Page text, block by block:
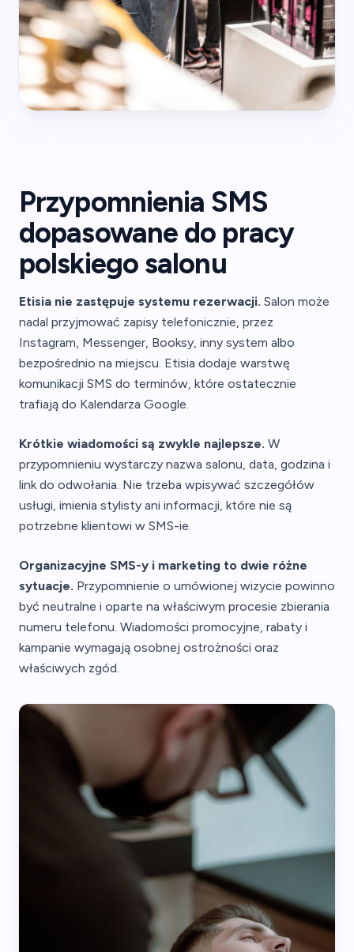
Przypomnienia SMS
dopasowane do pracy
polskiego salonu
Etisia nie zastępuje systemu rezerwacji. Salon może
nadal przyjmować zapisy telefonicznie, przez
Instagram, Messenger, Booksy, inny system albo
bezpośrednio na miejscu. Etisia dodaje warstwę
komunikacji SMS do terminów, które ostatecznie
trafiają do Kalendarza Google.
Krótkie wiadomości są zwykle najlepsze. W
przypomnieniu wystarczy nazwa salonu, data, godzina i
link do odwołania. Nie trzeba wpisywać szczegółów
usługi, imienia stylisty ani informacji, które nie są
potrzebne klientowi w SMS-ie.
Organizacyjne SMS-y i marketing to dwie różne
sytuacje. Przypomnienie o umówionej wizycie powinno
być neutralne i oparte na właściwym procesie zbierania
numeru telefonu. Wiadomości promocyjne, rabaty i
kampanie wymagają osobnej ostrożności oraz
właściwych zgód.